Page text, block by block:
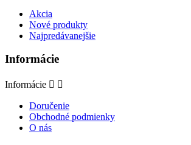
Akcia
Nové produkty
Najpredávanejšie
Informácie
Informácie  
Doručenie
Obchodné podmienky
O nás